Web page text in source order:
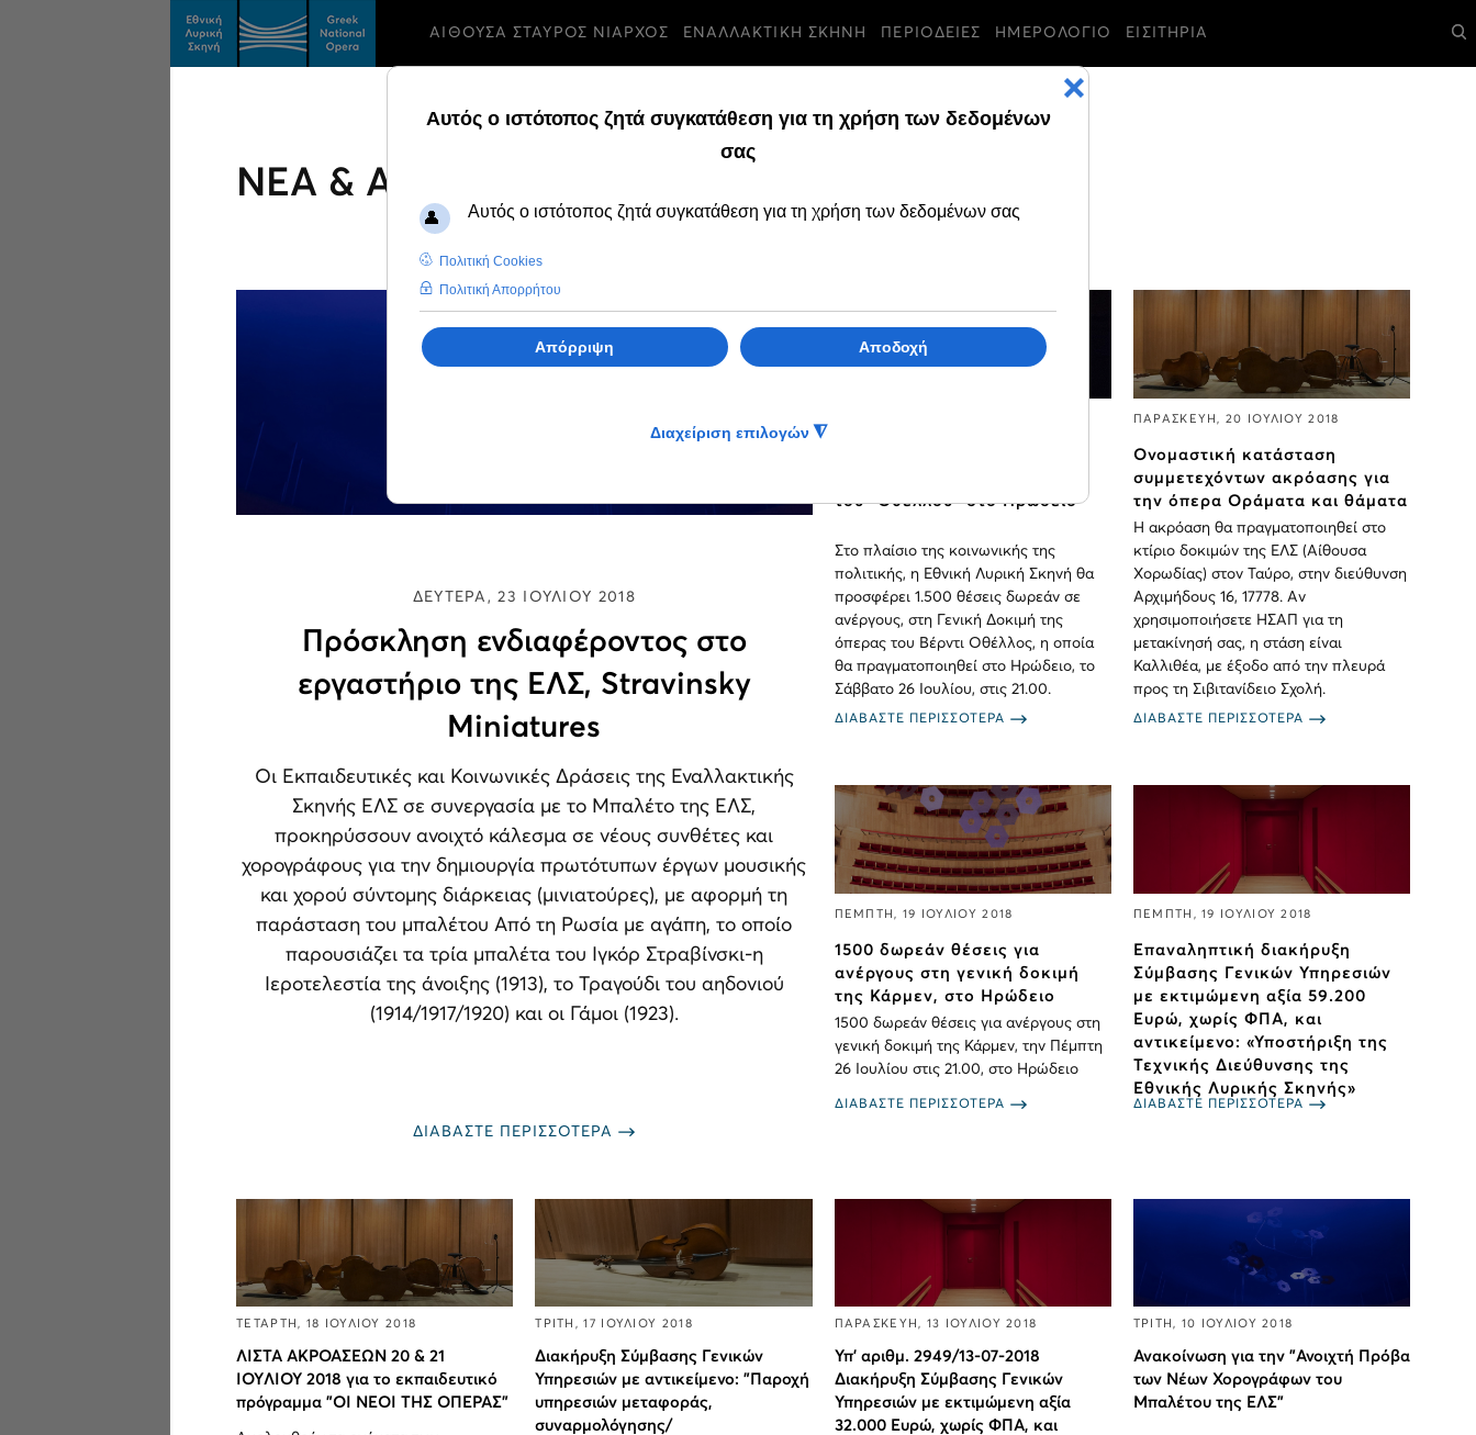
ΑΙΘΟΥΣΑ ΣΤΑΥΡΟΣ ΝΙΑΡΧΟΣ ΕΝΑΛΛΑΚΤΙΚΗ ΣΚΗΝΗ ΠΕΡΙΟΔΕΙΕΣ ΗΜΕΡΟΛΟΓΙΟ ΕΙΣΙΤΗΡΙΑ
ΝΕΑ & ΑΝΑΚΟΙΝΩΣΕΙΣ
ΔΕΥΤΕΡΑ, 23 ΙΟΥΛΙΟΥ 2018
Πρόσκληση ενδιαφέροντος στο
εργαστήριο της ΕΛΣ, Stravinsky
Miniatures
Οι Εκπαιδευτικές και Κοινωνικές Δράσεις της Εναλλακτικής
Σκηνής ΕΛΣ σε συνεργασία με το Μπαλέτο της ΕΛΣ,
προκηρύσσουν ανοιχτό κάλεσμα σε νέους συνθέτες και
χορογράφους για την δημιουργία πρωτότυπων έργων μουσικής
και χορού σύντομης διάρκειας (μινιατούρες), με αφορμή τη
παράσταση του μπαλέτου Από τη Ρωσία με αγάπη, το οποίο
παρουσιάζει τα τρία μπαλέτα του Ιγκόρ Στραβίνσκι-η
Ιεροτελεστία της άνοιξης (1913), το Τραγούδι του αηδονιού
(1914/1917/1920) και οι Γάμοι (1923).
ΔΙΑΒΑΣΤΕ ΠΕΡΙΣΣΟΤΕΡΑ
του "Oθέλλου" στο Ηρώδειο
Στο πλαίσιο της κοινωνικής της
πολιτικής, η Εθνική Λυρική Σκηνή θα
προσφέρει 1.500 θέσεις δωρεάν σε
ανέργους, στη Γενική Δοκιμή της
όπερας του Βέρντι Οθέλλος, η οποία
θα πραγματοποιηθεί στο Ηρώδειο, το
Σάββατο 26 Ιουλίου, στις 21.00.
ΔΙΑΒΑΣΤΕ ΠΕΡΙΣΣΟΤΕΡΑ
ΠΑΡΑΣΚΕΥΗ, 20 ΙΟΥΛΙΟΥ 2018
Ονομαστική κατάσταση
συμμετεχόντων ακρόασης για
την όπερα Οράματα και θάματα
Η ακρόαση θα πραγματοποιηθεί στο
κτίριο δοκιμών της ΕΛΣ (Αίθουσα
Χορωδίας) στον Ταύρο, στην διεύθυνση
Aρχιμήδους 16, 17778. Αν
χρησιμοποιήσετε HΣΑΠ για τη
μετακίνησή σας, η στάση είναι
Καλλιθέα, με έξοδο από την πλευρά
προς τη Σιβιτανίδειο Σχολή.
ΔΙΑΒΑΣΤΕ ΠΕΡΙΣΣΟΤΕΡΑ
ΠΕΜΠΤΗ, 19 ΙΟΥΛΙΟΥ 2018
1500 δωρεάν θέσεις για
ανέργους στη γενική δοκιμή
της Κάρμεν, στο Ηρώδειο
1500 δωρεάν θέσεις για ανέργους στη
γενική δοκιμή της Κάρμεν, την Πέμπτη
26 Ιουλίου στις 21.00, στο Ηρώδειο
ΔΙΑΒΑΣΤΕ ΠΕΡΙΣΣΟΤΕΡΑ
ΠΕΜΠΤΗ, 19 ΙΟΥΛΙΟΥ 2018
Επαναληπτική διακήρυξη
Σύμβασης Γενικών Υπηρεσιών
με εκτιμώμενη αξία 59.200
Ευρώ, χωρίς ΦΠΑ, και
αντικείμενο: «Υποστήριξη της
Τεχνικής Διεύθυνσης της
Εθνικής Λυρικής Σκηνής»
ΔΙΑΒΑΣΤΕ ΠΕΡΙΣΣΟΤΕΡΑ
ΤΕΤΑΡΤΗ, 18 ΙΟΥΛΙΟΥ 2018
ΛΙΣΤΑ ΑΚΡΟΑΣΕΩΝ 20 & 21
IOYΛΙΟΥ 2018 για το εκπαιδευτικό
πρόγραμμα "ΟΙ ΝΕΟΙ ΤΗΣ ΟΠΕΡΑΣ"
ΤΡΙΤΗ, 17 ΙΟΥΛΙΟΥ 2018
Διακήρυξη Σύμβασης Γενικών
Υπηρεσιών με αντικείμενο: "Παροχή
υπηρεσιών μεταφοράς,
συναρμολόγησης/
ΠΑΡΑΣΚΕΥΗ, 13 ΙΟΥΛΙΟΥ 2018
Υπ’ αριθμ. 2949/13-07-2018
Διακήρυξη Σύμβασης Γενικών
Υπηρεσιών με εκτιμώμενη αξία
32.000 Ευρώ, χωρίς ΦΠΑ, και
ΤΡΙΤΗ, 10 ΙΟΥΛΙΟΥ 2018
Ανακοίνωση για την "Ανοιχτή Πρόβα
των Νέων Χορογράφων του
Μπαλέτου της ΕΛΣ"